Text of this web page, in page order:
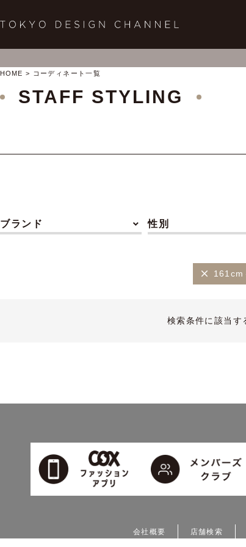
HOME コーディネート一覧
STAFF STYLING
ブランド 性別
161cm
検索条件に該当す
会社概要 店舗検索